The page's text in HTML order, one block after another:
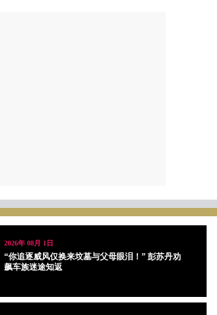
2026年 08月 1日
“你追逐威风仅换来坟墓与父母眼泪！” 彭苏丹劝
飙车族迷途知返